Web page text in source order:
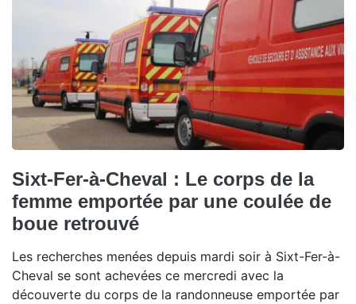
Sixt-Fer-à-Cheval : Le corps de la
femme emportée par une coulée de
boue retrouvé
Les recherches menées depuis mardi soir à Sixt-Fer-à-
Cheval se sont achevées ce mercredi avec la
découverte du corps de la randonneuse emportée par